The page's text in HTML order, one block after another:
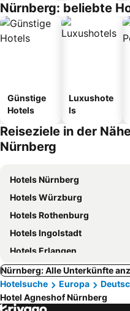
Nürnberg: beliebte
Günstige
Hotels
Luxushote
ls
Reiseziele in der
Nürnberg
Hotels Nürnberg
Hotels Würzburg
Hotels Rothenburg
Hotels Ingolstadt
Hotels Erlangen
Nürnberg: Alle Unterkünfte
Hotelsuche
Europa
Hotel Agneshof Nürnberg